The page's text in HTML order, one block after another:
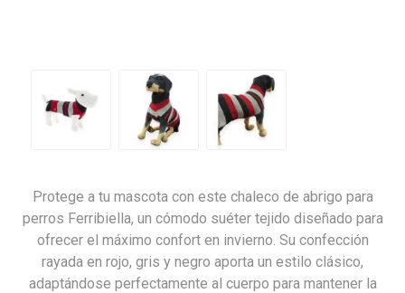
Protege a tu mascota con este chaleco de abrigo para
perros Ferribiella, un cómodo suéter tejido diseñado para
ofrecer el máximo confort en invierno. Su confección
rayada en rojo, gris y negro aporta un estilo clásico,
adaptándose perfectamente al cuerpo para mantener la